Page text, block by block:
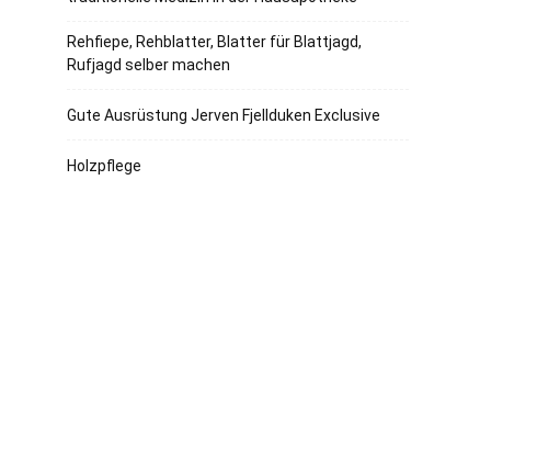
Rehfiepe, Rehblatter, Blatter für Blattjagd,
Rufjagd selber machen
Gute Ausrüstung Jerven Fjellduken Exclusive
Holzpflege